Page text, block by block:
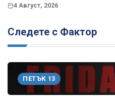
4 Август, 2026
Следете с Фактор
ПЕТЪК 13